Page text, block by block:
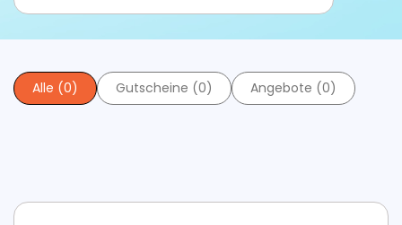
Alle (0) Gutscheine (0) Angebote (0)